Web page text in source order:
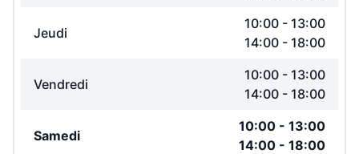
Jeudi
10:00 - 13:00
14:00 - 18:00
Vendredi
10:00 - 13:00
14:00 - 18:00
Samedi
10:00 - 13:00
14:00 - 18:00